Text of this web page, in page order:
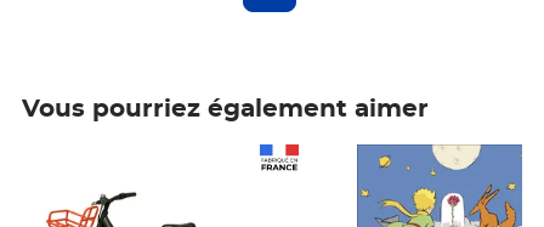
Vous pourriez également aimer
Prix 6,25€ HT